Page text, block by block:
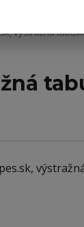
výstražná